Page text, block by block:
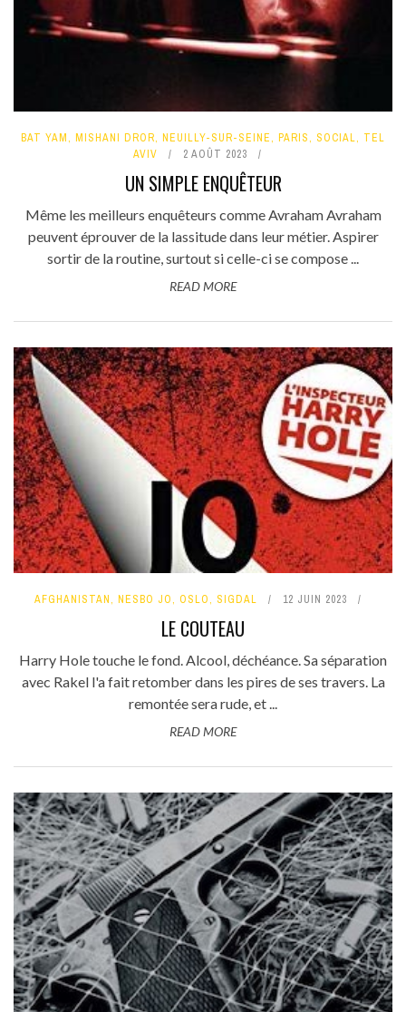
BAT YAM, MISHANI DROR, NEUILLY-SUR-SEINE, PARIS, SOCIAL, TEL
AVIV
2 AOÛT 2023
UN SIMPLE ENQUÊTEUR
Même les meilleurs enquêteurs comme Avraham Avraham
peuvent éprouver de la lassitude dans leur métier. Aspirer
sortir de la routine, surtout si celle-ci se compose ...
READ MORE
AFGHANISTAN, NESBO JO, OSLO, SIGDAL 12 JUIN 2023
LE COUTEAU
Harry Hole touche le fond. Alcool, déchéance. Sa séparation
avec Rakel l'a fait retomber dans les pires de ses travers. La
remontée sera rude, et ...
READ MORE